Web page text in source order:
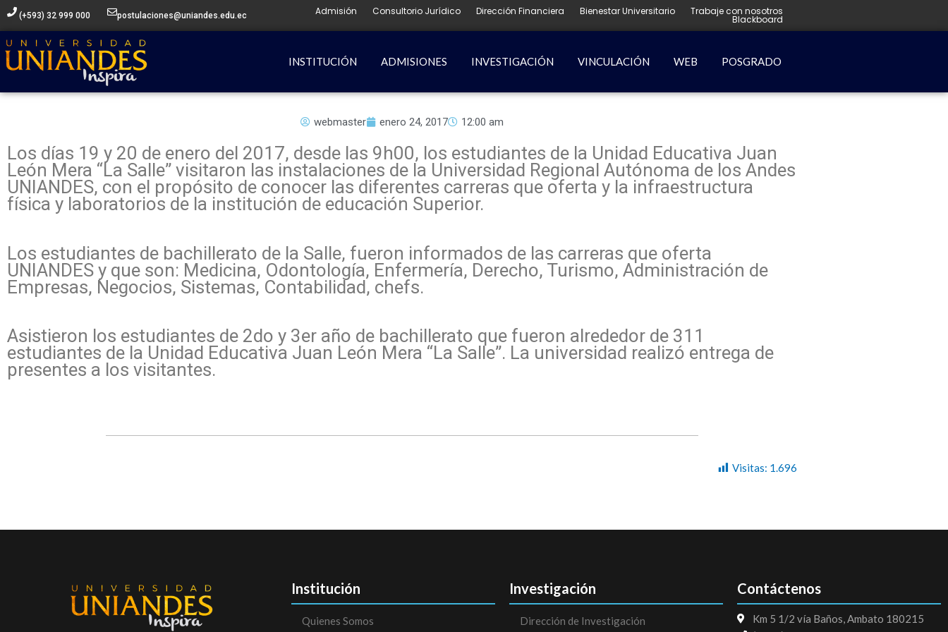
contenido
(+593) 32 999 000 postulaciones@uniandes.edu.ec Admisión Consultorio Jurídico Dirección Financiera Bienestar Universitario Trabaje con nosotros
Blackboard
INSTITUCIÓN ADMISIONES INVESTIGACIÓN VINCULACIÓN WEB POSGRADO
webmaster enero 24, 2017 12:00 am
Los días 19 y 20 de enero del 2017, desde las 9h00, los estudiantes de la Unidad Educativa Juan
León Mera “La Salle” visitaron las instalaciones de la Universidad Regional Autónoma de los Andes
UNIANDES, con el propósito de conocer las diferentes carreras que oferta y la infraestructura
física y laboratorios de la institución de educación Superior.
Los estudiantes de bachillerato de la Salle, fueron informados de las carreras que oferta
UNIANDES y que son: Medicina, Odontología, Enfermería, Derecho, Turismo, Administración de
Empresas, Negocios, Sistemas, Contabilidad, chefs.
Asistieron los estudiantes de 2do y 3er año de bachillerato que fueron alrededor de 311
estudiantes de la Unidad Educativa Juan León Mera “La Salle”. La universidad realizó entrega de
presentes a los visitantes.
Visitas: 1.696
Institución
Quienes Somos
Investigación
Dirección de Investigación
Contáctenos
Km 5 1/2 vía Baños, Ambato 180215